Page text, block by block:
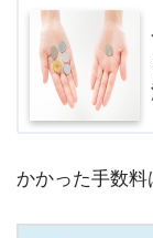
かかった手数